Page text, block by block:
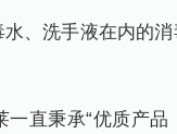
、洗手液在内的消
直秉承“优质产品